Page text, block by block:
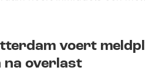
voert
overlast